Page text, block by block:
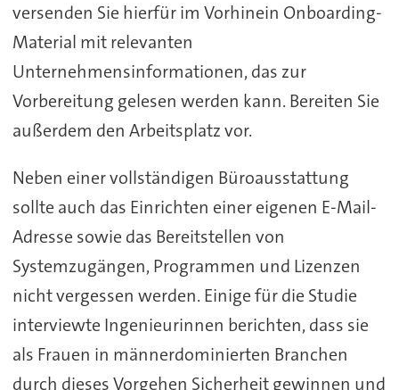
versenden Sie hierfür im Vorhinein Onboarding-
Material mit relevanten
Unternehmensinformationen, das zur
Vorbereitung gelesen werden kann. Bereiten Sie
außerdem den Arbeitsplatz vor.
Neben einer vollständigen Büroausstattung
sollte auch das Einrichten einer eigenen E-Mail-
Adresse sowie das Bereitstellen von
Systemzugängen, Programmen und Lizenzen
nicht vergessen werden. Einige für die Studie
interviewte Ingenieurinnen berichten, dass sie
als Frauen in männerdominierten Branchen
durch dieses Vorgehen Sicherheit gewinnen und